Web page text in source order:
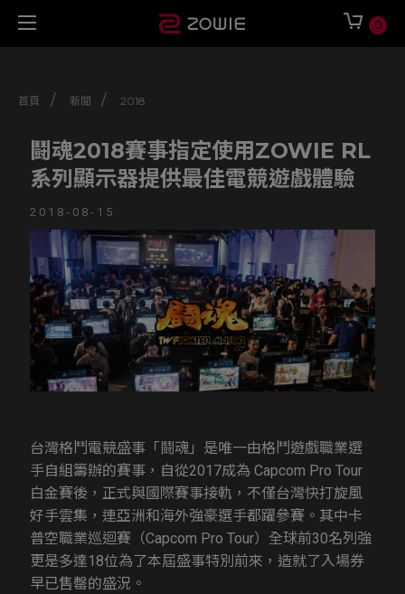
0
首頁 / 新聞 / 2018
鬪魂2018賽事指定使用ZOWIE RL
系列顯示器提供最佳電競遊戲體驗
2018-08-15
台灣格鬥電競盛事「鬪魂」是唯一由格鬥遊戲職業選
手自組籌辦的賽事，自從2017成為 Capcom Pro Tour
白金賽後，正式與國際賽事接軌，不僅台灣快打旋風
好手雲集，連亞洲和海外強豪選手都躍參賽。其中卡
普空職業巡迴賽（Capcom Pro Tour）全球前30名列強
更是多達18位為了本屆盛事特別前來，造就了入場券
早已售罄的盛況。